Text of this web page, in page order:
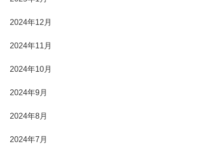
2024年12月
2024年11月
2024年10月
2024年9月
2024年8月
2024年7月